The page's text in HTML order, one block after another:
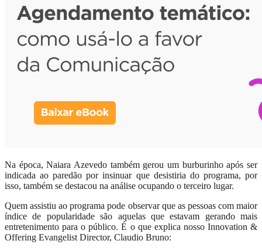
Na época, Naiara Azevedo também gerou um burburinho após ser
indicada ao paredão por insinuar que desistiria do programa, por
isso, também se destacou na análise ocupando o terceiro lugar.
Quem assistiu ao programa pode observar que as pessoas com maior
índice de popularidade são aquelas que estavam gerando mais
entretenimento para o público. É o que explica nosso Innovation &
Offering Evangelist Director, Claudio Bruno: